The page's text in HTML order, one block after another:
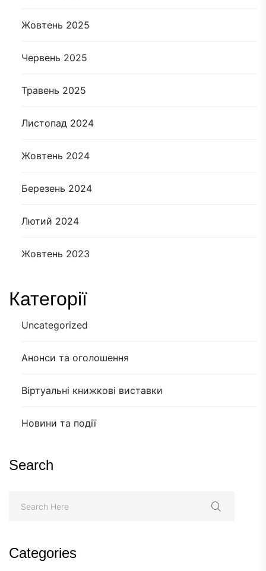
Жовтень 2025
Червень 2025
Травень 2025
Листопад 2024
Жовтень 2024
Березень 2024
Лютий 2024
Жовтень 2023
Категорії
Uncategorized
Анонси та оголошення
Віртуальні книжкові виставки
Новини та події
Search
Categories